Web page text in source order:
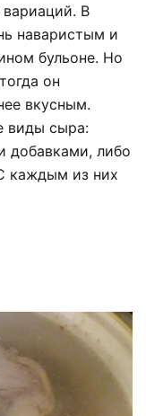
В
наваристым и
бульоне. Но
он
вкусным.
виды сыра:
добавками, либо
каждым из них